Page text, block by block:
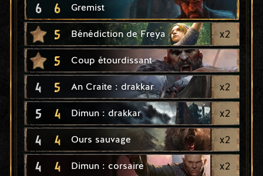
6 6 Gremist
5 Bénédiction de Freya x2
5 Coup étourdissant
4 5 An Craite : drakkar x2
5 4 Dimun : drakkar x2
4 4 Ours sauvage x2
4 4 Dimun : corsaire x2